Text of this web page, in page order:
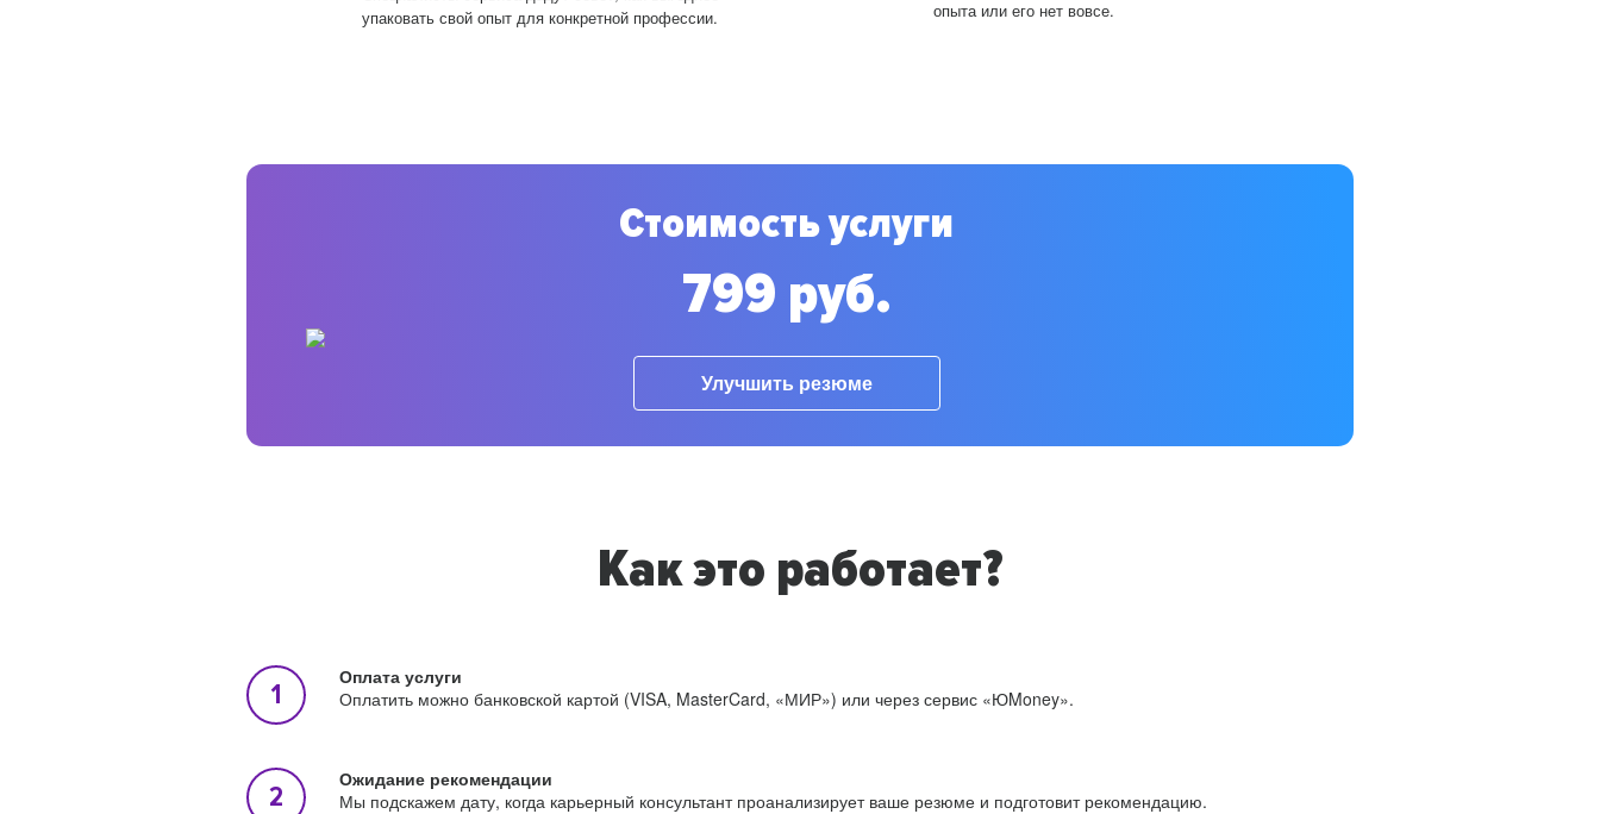
упаковать свой опыт для конкретной профессии.
опыта или его нет вовсе.
Стоимость услуги
799 руб.
Улучшить резюме
Как это работает?
Оплата услуги
Оплатить можно банковской картой (VISA, MasterCard, «МИР») или через сервис «ЮMoney».
Ожидание рекомендации
Мы подскажем дату, когда карьерный консультант проанализирует ваше резюме и подготовит рекомендацию.